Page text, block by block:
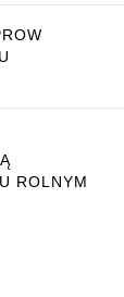
ROLNYM